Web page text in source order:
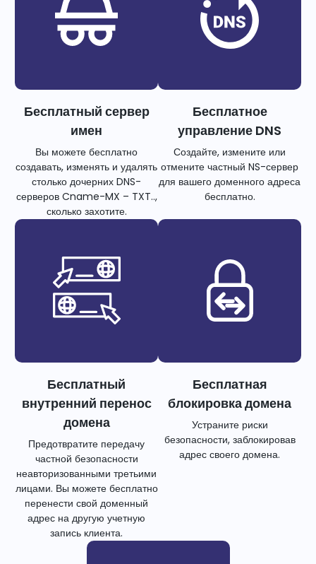
Бесплатный сервер
имен
Вы можете бесплатно
создавать, изменять и удалять
столько дочерних DNS-
серверов Cname-MX – TXT..,
сколько захотите.
Бесплатное
управление DNS
Создайте, измените или
отмените частный NS-сервер
для вашего доменного адреса
бесплатно.
Бесплатный
внутренний перенос
домена
Предотвратите передачу
частной безопасности
неавторизованными третьими
лицами. Вы можете бесплатно
перенести свой доменный
адрес на другую учетную
запись клиента.
Бесплатная
блокировка домена
Устраните риски
безопасности, заблокировав
адрес своего домена.